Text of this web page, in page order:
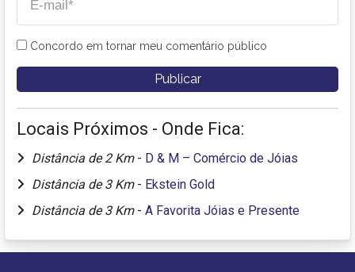
Concordo em tornar meu comentário público
Locais Próximos - Onde Fica:
Distância de 2 Km - D & M – Comércio de Jóias
Distância de 3 Km - Ekstein Gold
Distância de 3 Km - A Favorita Jóias e Presente